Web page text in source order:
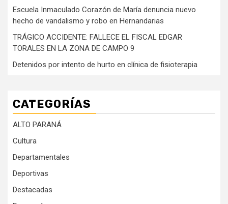
Escuela Inmaculado Corazón de María denuncia nuevo
hecho de vandalismo y robo en Hernandarias
TRÁGICO ACCIDENTE: FALLECE EL FISCAL EDGAR
TORALES EN LA ZONA DE CAMPO 9
Detenidos por intento de hurto en clínica de fisioterapia
CATEGORÍAS
ALTO PARANÁ
Cultura
Departamentales
Deportivas
Destacadas